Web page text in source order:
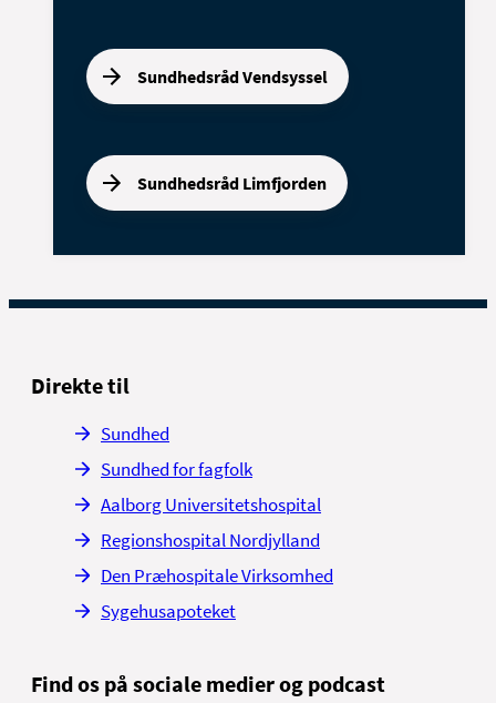
Sundhedsråd Vendsyssel
Sundhedsråd Limfjorden
Direkte til
Sundhed
Sundhed for fagfolk
Aalborg Universitetshospital
Regionshospital Nordjylland
Den Præhospitale Virksomhed
Sygehusapoteket
Find os på sociale medier og podcast